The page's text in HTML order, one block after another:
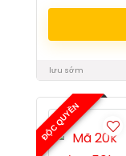
lưu sớm
ĐỘC QUYỀN